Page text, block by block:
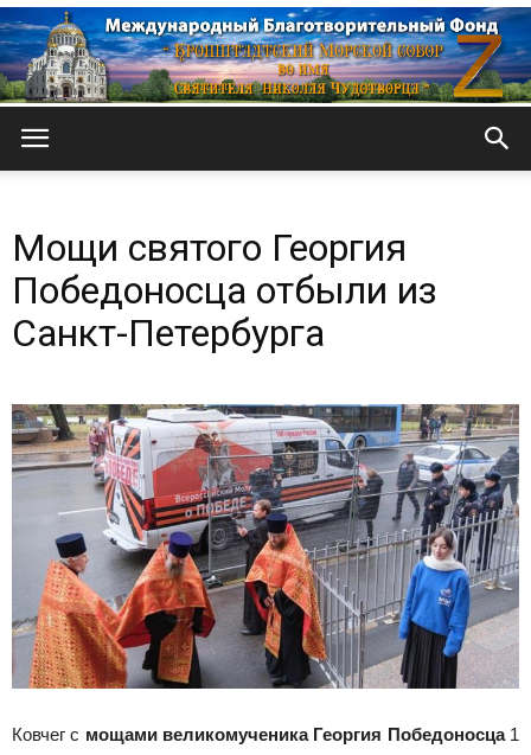
Морской
Мощи святого Георгия
Победоносца отбыли из
Санкт-Петербурга
Ковчег с мощами великомученика Георгия Победоносца1